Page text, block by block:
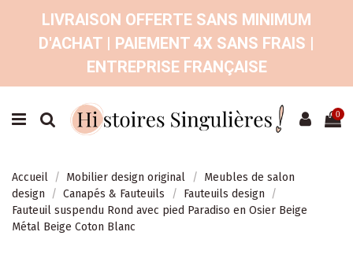
LIVRAISON OFFERTE SANS MINIMUM
D'ACHAT | PAIEMENT 4X SANS FRAIS |
ENTREPRISE FRANÇAISE
0
Accueil Mobilier design original
Meubles de salon
design
Canapés & Fauteuils
Fauteuils design
Fauteuil suspendu Rond avec pied Paradiso en Osier Beige
Métal Beige Coton Blanc